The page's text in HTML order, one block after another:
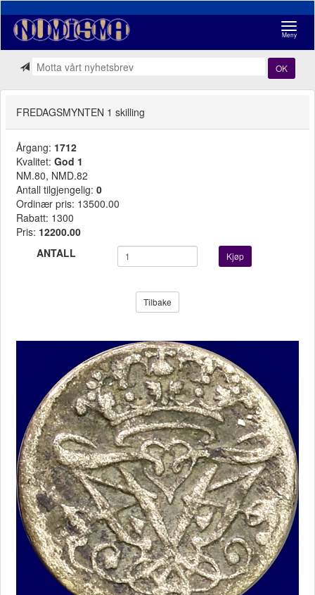
Meny
OK
FREDAGSMYNTEN 1 skilling
Årgang: 1712
Kvalitet: God 1
NM.80, NMD.82
Antall tilgjengelig: 0
Ordinær pris: 13500.00
Rabatt: 1300
Pris: 12200.00
ANTALL
Kjøp
Tilbake